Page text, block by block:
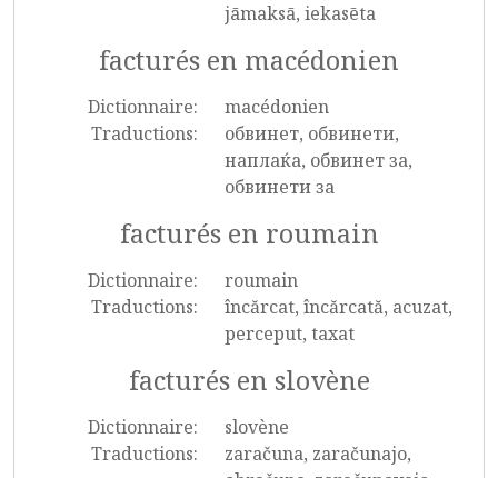
jāmaksā, iekasēta
facturés en macédonien
Dictionnaire:
macédonien
Traductions:
обвинет, обвинети,
наплаќа, обвинет за,
обвинети за
facturés en roumain
Dictionnaire:
roumain
Traductions:
încărcat, încărcată, acuzat,
perceput, taxat
facturés en slovène
Dictionnaire:
slovène
Traductions:
zaračuna, zaračunajo,